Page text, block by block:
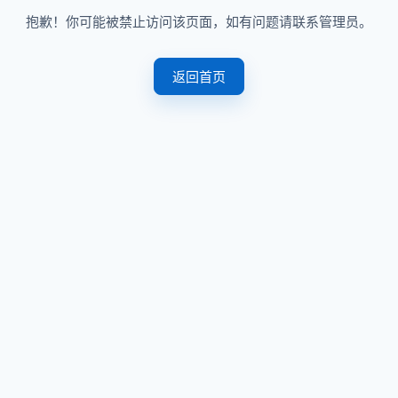
抱歉！你可能被禁止访问该页面，如有问题请联系管理员。
返回首页